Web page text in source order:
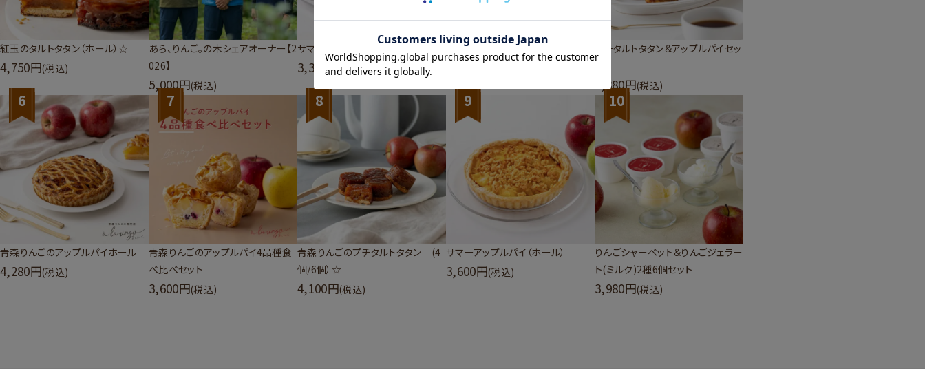
紅玉のタルトタタン（ホール）☆
4,750 (税込)
あら、りんご。の木シェアオーナー【2
026】
5,000 (税込)
サマーアップルパイ ミニ（4個/6個）
3,350 (税込)
タルトタタンチーズケーキ
プチタルトタタン＆アップルパイセッ
ト☆
3,880 (税込)
6
青森りんごのアップルパイホール
4,280 (税込)
7
青森りんごのアップルパイ4品種食
べ比べセット
3,600 (税込)
8
青森りんごのプチタルトタタン (4
個/6個）☆
4,100 (税込)
9
サマーアップルパイ（ホール）
3,600 (税込)
10
りんごシャーベット＆りんごジェラー
ト(ミルク)2種6個セット
3,980 (税込)